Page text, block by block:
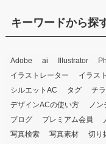
キーワードから探
Adobe ai Illustrator
イラストレーター
イラス
シルエットAC
タグ チ
デザインACの使い方
ノン
ブログ
プレミアム会員
写真検索
写真素材 切り